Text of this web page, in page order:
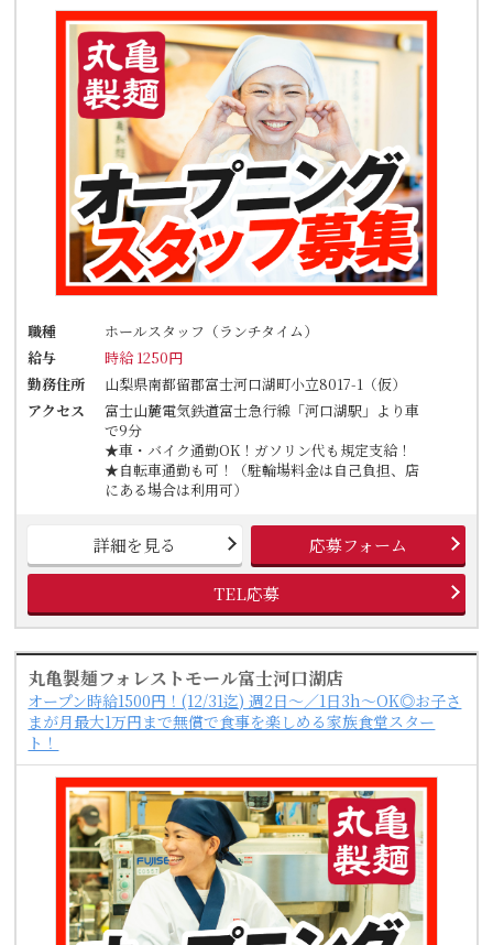
職種
ホールスタッフ（ランチタイム）
給与
時給 1250円
勤務住所
山梨県南都留郡富士河口湖町小立8017-1（仮）
アクセス
富士山麓電気鉄道富士急行線「河口湖駅」より車
で9分
★車・バイク通勤OK！ガソリン代も規定支給！
★自転車通勤も可！（駐輪場料金は自己負担、店
にある場合は利用可）
詳細を見る 応募フォーム
TEL応募
丸亀製麺フォレストモール富士河口湖店
オープン時給1500円！(12/31迄) 週2日～／1日3h～OK◎お子さ
まが月最大1万円まで無償で食事を楽しめる家族食堂スター
ト！